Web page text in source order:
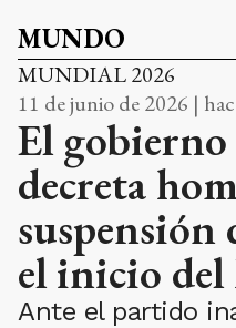
MUNDO
MUNDIAL 2026
11 de junio de 2026 |
El
decreta
suspensión
el inicio
Ante el partido